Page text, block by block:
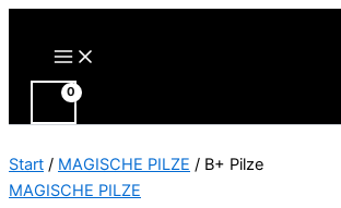
Main
Menu
Start / MAGISCHE PILZE / B+ Pilze
MAGISCHE PILZE